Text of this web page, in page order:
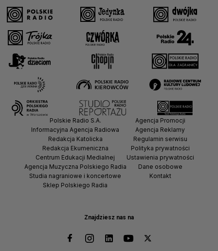
Znajdziesz nas na
Polskie Radio S.A.
Informacyjna Agencja Radiowa
Redakcja Katolicka
Redakcja Ekumeniczna
Centrum Edukacji Medialnej
Agencja Muzyczna Polskiego Radia
Studia nagraniowe i koncertowe
Sklep Polskiego Radia
Agencja Promocji
Agencja Reklamy
Regulamin serwisu
Polityka prywatności
Ustawienia prywatności
Dane osobowe
Kontakt